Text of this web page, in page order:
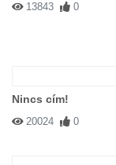
13843 0
Nincs cím!
20024 0